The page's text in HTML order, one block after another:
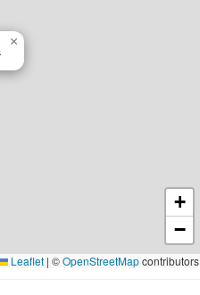
×
+
−
Leaflet | ©OpenStreetMapcontributors